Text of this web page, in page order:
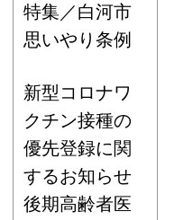
特集／白河市
思いやり条例
新型コロナワ
クチン接種の
優先登録に関
するお知らせ
後期高齢者医